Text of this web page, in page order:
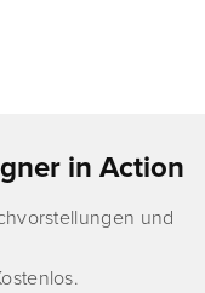
in Action
und